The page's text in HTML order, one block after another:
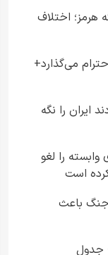
هرمز؛ اختلاف
می‌گذارد+
ایران را نگه
وابسته را لغو
است
باعث